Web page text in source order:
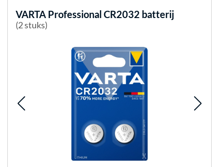
VARTA Professional CR2032 batterij
(2 stuks)